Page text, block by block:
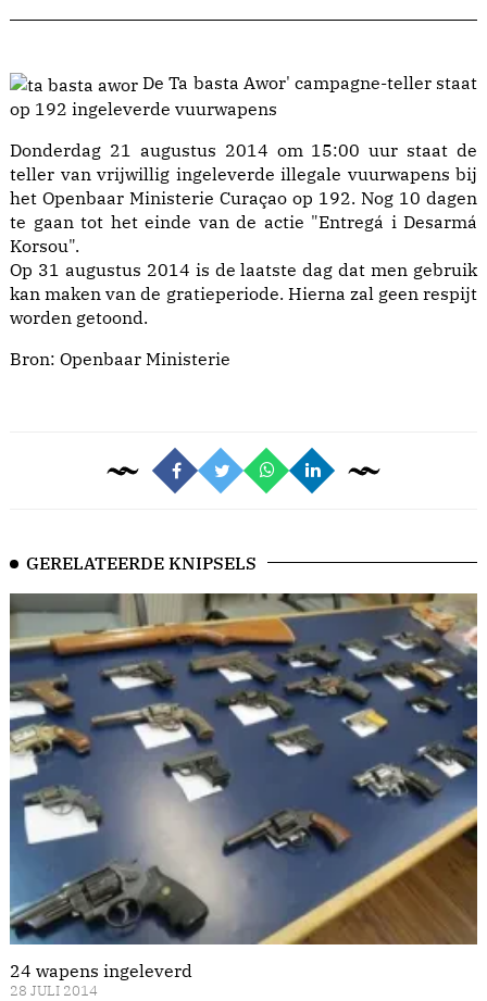
De Ta basta Awor' campagne-teller staat
op 192 ingeleverde vuurwapens
Donderdag 21 augustus 2014 om 15:00 uur staat de
teller van vrijwillig ingeleverde illegale vuurwapens bij
het Openbaar Ministerie Curaçao op 192. Nog 10 dagen
te gaan tot het einde van de actie "Entregá i Desarmá
Korsou".
Op 31 augustus 2014 is de laatste dag dat men gebruik
kan maken van de gratieperiode. Hierna zal geen respijt
worden getoond.
Bron: Openbaar Ministerie
GERELATEERDE KNIPSELS
24 wapens ingeleverd
28 JULI 2014